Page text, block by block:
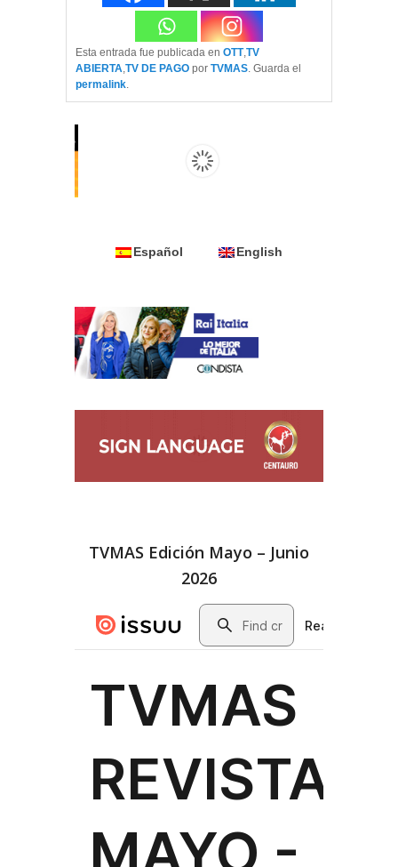
Esta entrada fue publicada en OTT,TV
ABIERTA,TV DE PAGO por TVMAS. Guarda el
permalink.
Español English
TVMAS Edición Mayo – Junio
2026